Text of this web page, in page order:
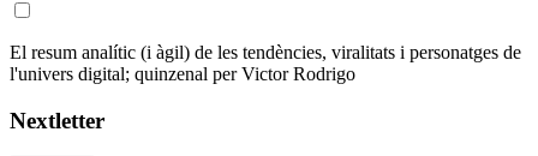
El resum analític (i àgil) de les tendències, viralitats i personatges de
l'univers digital; quinzenal per Victor Rodrigo
Nextletter